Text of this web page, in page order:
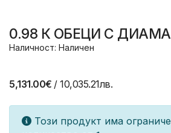
0.98 К ОБЕЦИ С
Наличност: Наличен
5,131.00€ / 10,035.21лв.
Този продукт има